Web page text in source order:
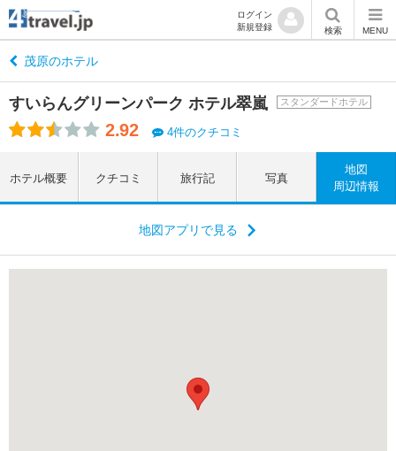
ログイン
新規登録
検索 MENU
茂原のホテル
すいらんグリーンパーク ホテル翠嵐 スタンダードホテル
2.92 4件のクチコミ
ホテル概要 クチコミ 旅行記 写真
地図
周辺情報
地図アプリで見る